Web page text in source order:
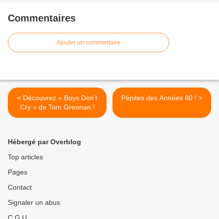
Commentaires
Ajouter un commentaire
< Découvrez « Boys Don’t
Cry » de Tom Grennan !
Pépites des Années 80 ! >
Hébergé par Overblog
Top articles
Pages
Contact
Signaler un abus